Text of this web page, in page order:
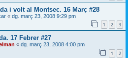
i volt al Montsec. 16 Març #28
« dg. març 23, 2008 9:29 pm
1 2 3
17 Febrer #27
« dg. març 23, 2008 4:00 pm
1 2